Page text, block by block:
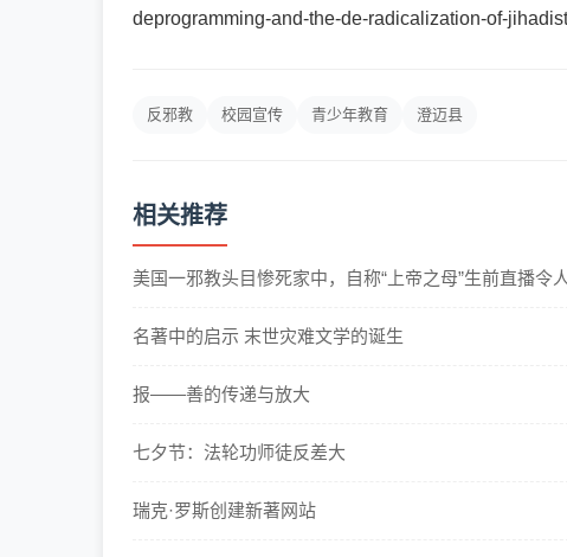
deprogramming-and-the-de-radicalization-of-
反邪教 校园宣传 青少年教育 澄迈县
相关推荐
美国一邪教头目惨死家中，自称“上帝之母”生前直播令
名著中的启示 末世灾难文学的诞生
报——善的传递与放大
七夕节：法轮功师徒反差大
瑞克·罗斯创建新著网站